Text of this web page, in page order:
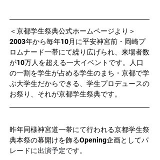
＜京都学生祭典公式ホームページより＞
2003年から毎年10月に平安神宮前・岡崎プ
ロムナード一帯にて繰り広げられ、来場者数
が10万人を超える一大イベントです。人口
の一割を学生が占める学生のまち・京都で学
ぶ大学生だからできる、学生プロデュースの
お祭り、それが京都学生祭典です。
昨年同様神宮道一帯にて行われる京都学生祭
典本祭の幕開けを飾るOpening企画としてパ
レードに出演予定です。